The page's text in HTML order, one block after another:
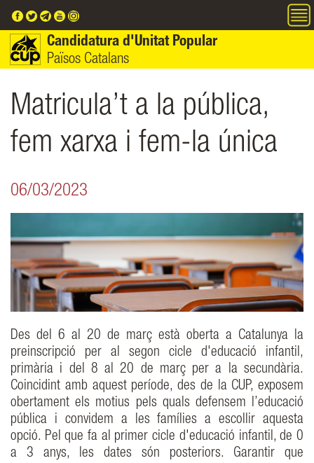
Candidatura d'Unitat Popular
Països Catalans
Matricula’t a la pública,
fem xarxa i fem-la única
06/03/2023
Des del 6 al 20 de març està oberta a Catalunya la
preinscripció per al segon cicle d'educació infantil,
primària i del 8 al 20 de març per a la secundària.
Coincidint amb aquest període, des de la CUP, exposem
obertament els motius pels quals defensem l’educació
pública i convidem a les famílies a escollir aquesta
opció. Pel que fa al primer cicle d'educació infantil, de 0
a 3 anys, les dates són posteriors. Garantir que